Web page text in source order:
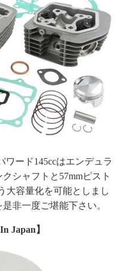
ワード145ccはエンデュラ
シャフトと57mmピスト
大容量化を可能としまし
非一度ご堪能下さい。
Japan】